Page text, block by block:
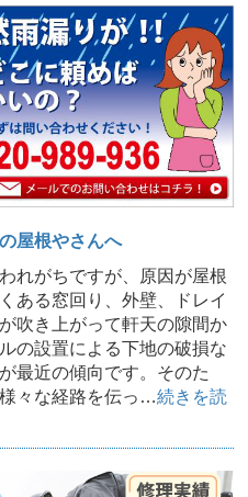
屋根やさんへ
れがちですが、原因が屋根
ある窓回り、外壁、ドレイ
吹き上がって軒天の隙間か
の設置による下地の破損な
最近の傾向です。そのた
々な経路を伝っ…続きを読